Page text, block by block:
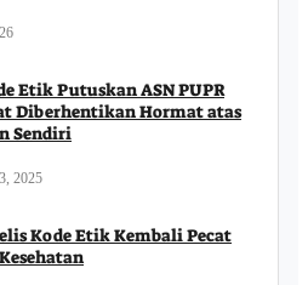
Etik Putuskan ASN PUPR
Diberhentikan Hormat atas
Sendiri
2025
Kode Etik Kembali Pecat